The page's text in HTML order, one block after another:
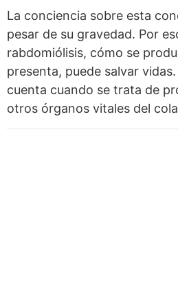
La conciencia sobre esta
pesar de su gravedad. Por
rabdomiólisis, cómo se
presenta, puede salvar
cuenta cuando se trata de
otros órganos vitales del